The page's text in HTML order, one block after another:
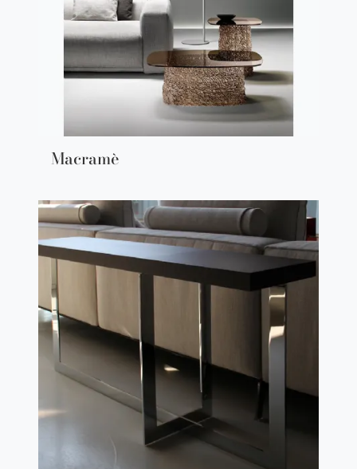
Macramè